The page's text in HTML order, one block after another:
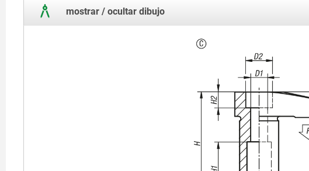
mostrar / ocultar dibujo